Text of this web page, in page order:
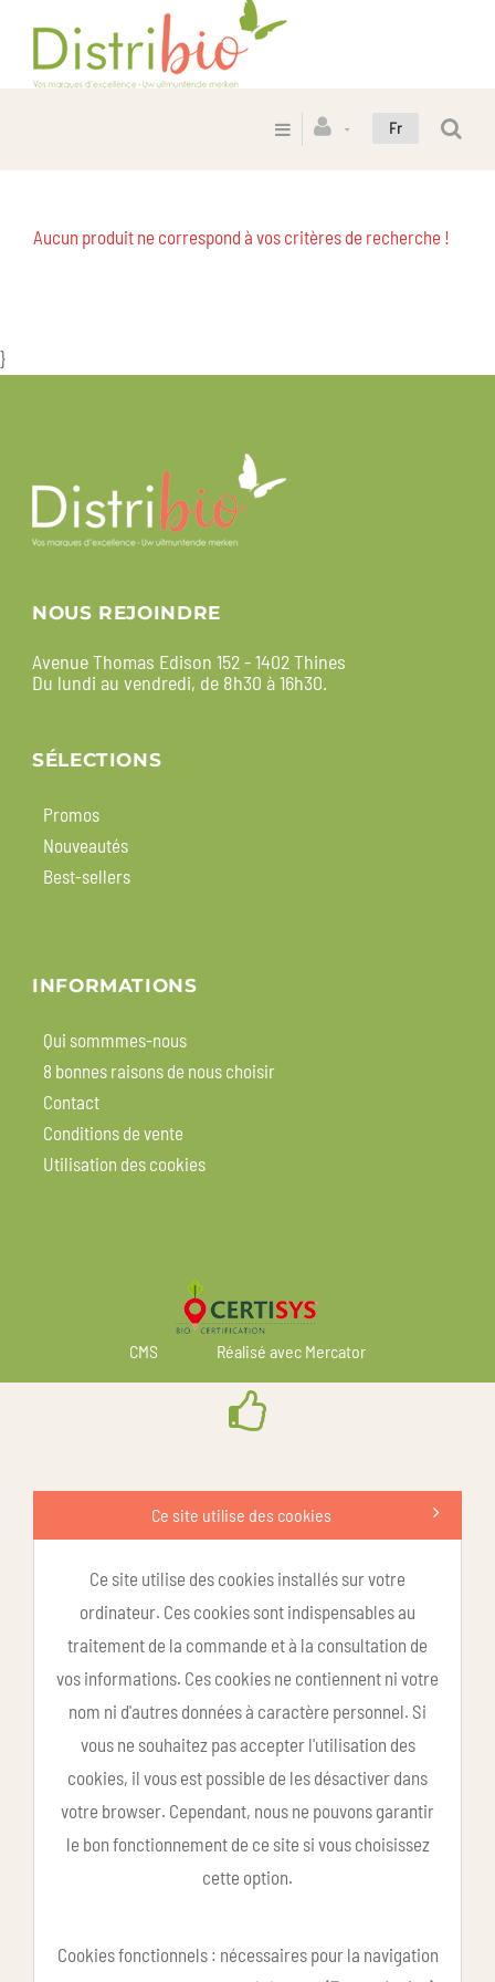
Fr
Aucun produit ne correspond à vos critères de recherche !
}
NOUS REJOINDRE
Avenue Thomas Edison 152 - 1402 Thines
Du lundi au vendredi, de 8h30 à 16h30.
SÉLECTIONS
Promos
Nouveautés
Best-sellers
INFORMATIONS
Qui sommmes-nous
8 bonnes raisons de nous choisir
Contact
Conditions de vente
Utilisation des cookies
CMS Réalisé avec Mercator
Ce site utilise des cookies
Ce site utilise des cookies installés sur votre
ordinateur. Ces cookies sont indispensables au
traitement de la commande et à la consultation de
vos informations. Ces cookies ne contiennent ni votre
nom ni d'autres données à caractère personnel. Si
vous ne souhaitez pas accepter l'utilisation des
cookies, il vous est possible de les désactiver dans
votre browser. Cependant, nous ne pouvons garantir
le bon fonctionnement de ce site si vous choisissez
cette option.
Cookies fonctionnels : nécessaires pour la navigation